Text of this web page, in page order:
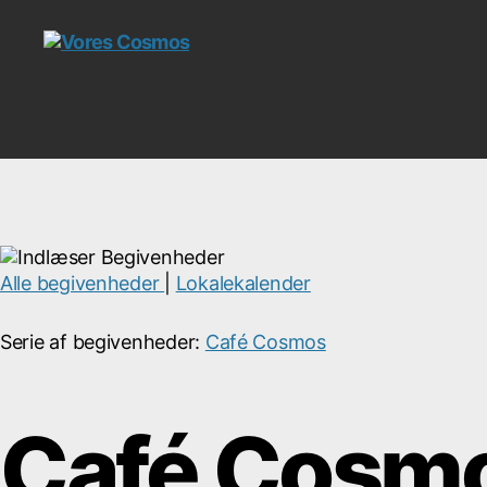
Cosmos
Alle begivenheder Lokalekalender
Serie af begivenheder: Café Cosmos